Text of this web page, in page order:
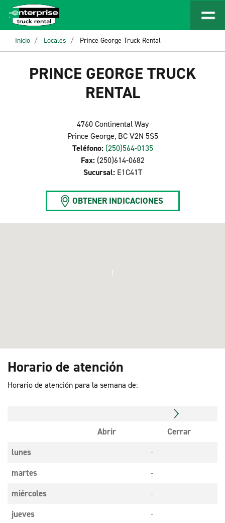
Inicio Locales Prince George Truck Rental
PRINCE GEORGE TRUCK
RENTAL
4760 Continental Way
Prince George, BC V2N 5S5
Teléfono: (250)564-0135
Fax: (250)614-0682
Sucursal: E1C41T
OBTENER INDICACIONES
1
Horario de atención
Horario de atención para la semana de:
Abrir
Cerrar
lunes
-
martes
-
miércoles
-
jueves
-